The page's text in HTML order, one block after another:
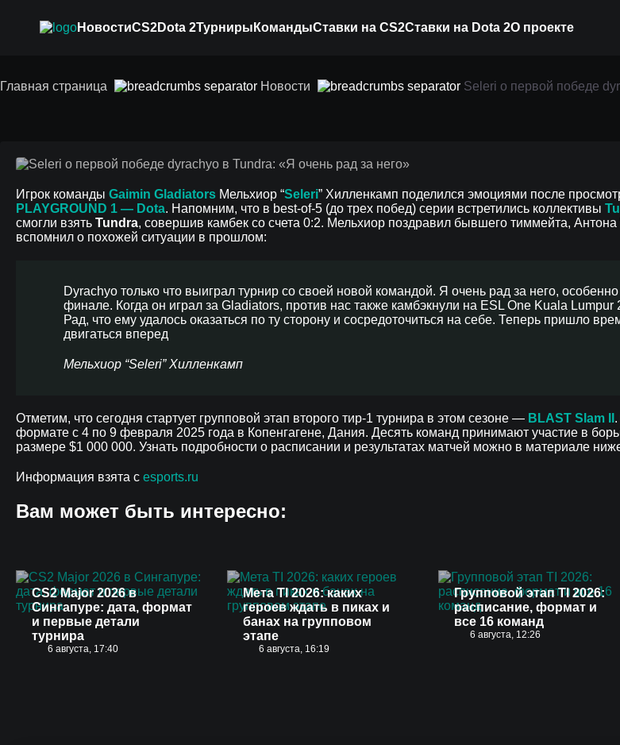
НовостиCS2Dota 2Турниры КомандыСтавки на CS2Ставки на Dota 2О проекте
Главная страница Новости Seleri о первой победе
Seleri о первой победе dyrachyo в
Игрок команды Gaimin Gladiators Мельхиор “Seleri” Хилленкамп поделился эмоциями после
PLAYGROUND 1 — Dota. Напомним, что в best-of-5 (до трех побед) серии встретились коллективы
смогли взять Tundra, совершив камбек со счета 0:2. Мельхиор поздравил бывшего тиммейта, Антона
вспомнил о похожей ситуации в прошлом:
Dyrachyo только что выиграл турнир со своей новой командой. Я очень рад за него,
финале. Когда он играл за Gladiators, против нас также камбэкнули на ESL One Kuala Lumpur
Рад, что ему удалось оказаться по ту сторону и сосредоточиться на себе. Теперь пришло
двигаться вперед
Мельхиор “Seleri” Хилленкамп
Отметим, что сегодня стартует групповой этап второго тир-1 турнира в этом сезоне — BLAST Slam II
формате с 4 по 9 февраля 2025 года в Копенгагене, Дания. Десять команд принимают участие в
размере $1 000 000. Узнать подробности о расписании и результатах матчей можно в материале
Информация взята с esports.ru
Вам может быть интересно:
CS2 Major 2026 в
Сингапуре: дата, формат
и первые детали
турнира
6 августа, 17:40
Мета TI 2026: каких
героев ждать в пиках и
банах на групповом
этапе
6 августа, 16:19
Групповой этап TI 2026:
расписание, формат и
все 16 команд
6 августа, 12:26